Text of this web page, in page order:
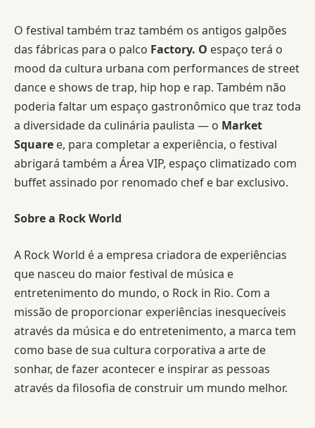
O festival também traz também os antigos galpões
das fábricas para o palco Factory. O espaço terá o
mood da cultura urbana com performances de street
dance e shows de trap, hip hop e rap. Também não
poderia faltar um espaço gastronômico que traz toda
a diversidade da culinária paulista — o Market
Square e, para completar a experiência, o festival
abrigará também a Área VIP, espaço climatizado com
buffet assinado por renomado chef e bar exclusivo.
Sobre a Rock World
A Rock World é a empresa criadora de experiências
que nasceu do maior festival de música e
entretenimento do mundo, o Rock in Rio. Com a
missão de proporcionar experiências inesquecíveis
através da música e do entretenimento, a marca tem
como base de sua cultura corporativa a arte de
sonhar, de fazer acontecer e inspirar as pessoas
através da filosofia de construir um mundo melhor.